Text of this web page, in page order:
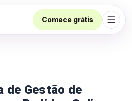
Comece grátis
Abrir
de Gestão de